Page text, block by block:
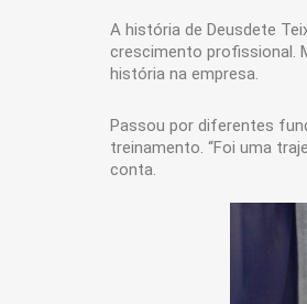
A história de Deusdete
crescimento profissional.
história na empresa.
Passou por diferentes
treinamento. “Foi uma
conta.